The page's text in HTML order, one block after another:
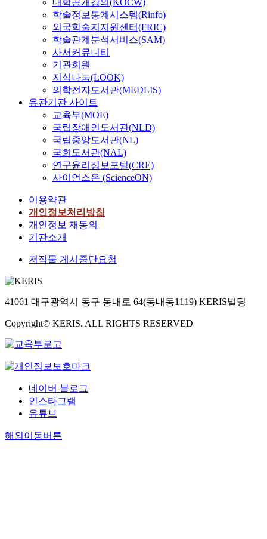
대학공개강의(KOCW)
학술정보통계시스템(Rinfo)
외국학술지지원센터(FRIC)
학술관계분석서비스(SAM)
사서커뮤니티
기관회원
지식나눔(LOOK)
의학전자도서관(MEDLIS)
유관기관 사이트
교육부(MOE)
국립장애인도서관(NLD)
국립중앙도서관(NL)
국회도서관(NAL)
연구윤리정보포털(CRE)
사이언스온 (ScienceON)
이용약관
개인정보처리방침
개인정보 재동의
기관소개
저작물 게시중단요청
41061 대구광역시 동구 동내로 64(동내동1119) KERIS빌딩
Copyright© KERIS. ALL RIGHTS RESERVED
네이버 블로그
인스타그램
유튜브
해외이동버튼